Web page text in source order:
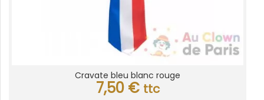
Cravate bleu blanc rouge
7,50 € ttc